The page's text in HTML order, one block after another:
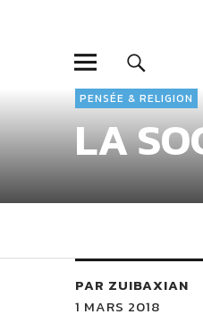
PENSÉE & RELIGION
LA
PAR ZUIBAXIAN
1 MARS 2018